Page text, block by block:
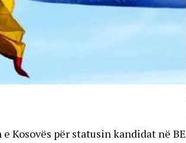
Kosovës për statusin kandidat në BE